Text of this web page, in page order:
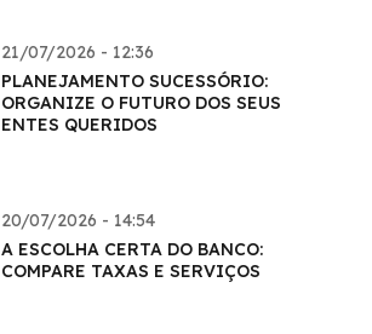
21/07/2026 - 12:36
PLANEJAMENTO SUCESSÓRIO:
ORGANIZE O FUTURO DOS SEUS
ENTES QUERIDOS
20/07/2026 - 14:54
A ESCOLHA CERTA DO BANCO:
COMPARE TAXAS E SERVIÇOS